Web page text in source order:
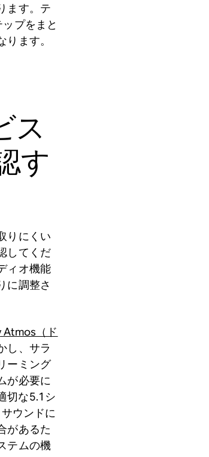
ます。テ
プをまと
ます。
ス
す
りにくい
してくだ
ィオ機能
に調整さ
Atmos（ド
し、サラ
ーミング
が必要に
切な5.1シ
ウンドに
があるた
テムの機